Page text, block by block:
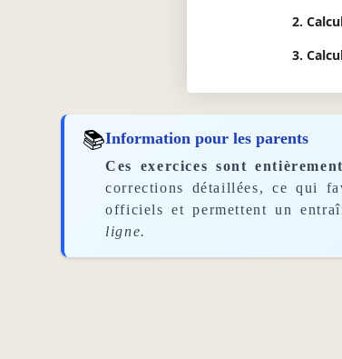
2.
3.
📚Information pour les parents
Ces exercices sont
corrections détaillées, ce qui
officiels et permettent un
ligne.